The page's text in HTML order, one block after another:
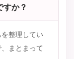
すか？
整理してい
まとまって